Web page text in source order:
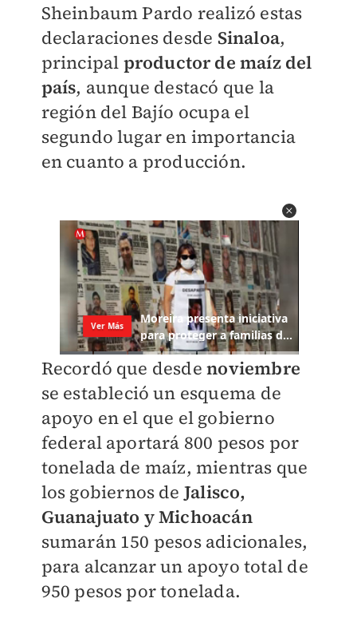
Sheinbaum Pardo realizó estas
declaraciones desde Sinaloa,
principal productor de maíz del
país, aunque destacó que la
región del Bajío ocupa el
segundo lugar en importancia
en cuanto a producción.
Recordó que desdenoviembre
se estableció un esquema de
apoyo en el que el gobierno
federal aportará 800 pesos por
tonelada de maíz, mientras que
los gobiernos de Jalisco,
Guanajuato y Michoacán
sumarán 150 pesos adicionales,
para alcanzar un apoyo total de
950 pesos por tonelada.